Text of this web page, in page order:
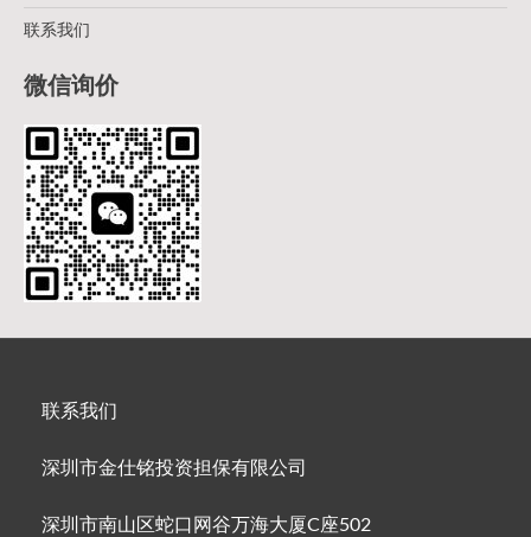
联系我们
微信询价
联系我们
深圳市金仕铭投资担保有限公司
深圳市南山区蛇口网谷万海大厦C座502